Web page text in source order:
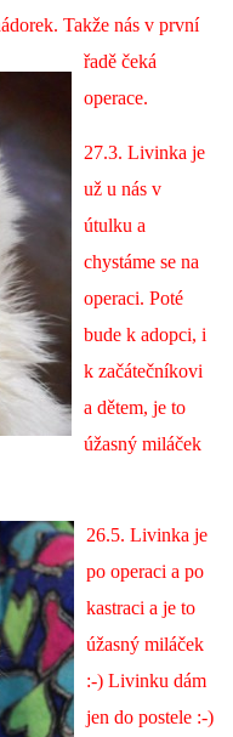
Takže nás v první
řadě čeká
operace.
​27.3. Livinka je
už u nás v
útulku a
chystáme se na
operaci. Poté
bude k adopci, i
k začátečníkovi
a dětem, je to
úžasný miláček
26.5. Livinka je
po operaci a po
kastraci a je to
úžasný miláček
:-) Livinku dám
jen do postele :-)